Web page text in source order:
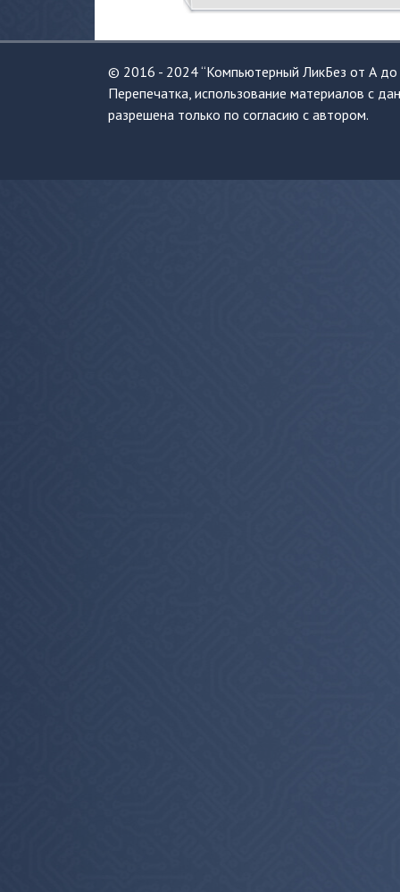
© 2016 - 2024 “Компьютерный ЛикБез от А до
Перепечатка, использование материалов с
разрешена только по согласию с автором.